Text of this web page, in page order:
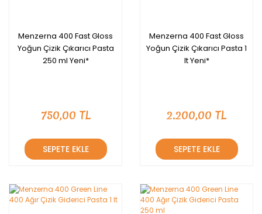
Menzerna 400 Fast Gloss
Yoğun Çizik Çıkarıcı Pasta
250 ml Yeni*
750,00 TL
SEPETE EKLE
Menzerna 400 Fast Gloss
Yoğun Çizik Çıkarıcı Pasta 1
lt Yeni*
2.200,00 TL
SEPETE EKLE